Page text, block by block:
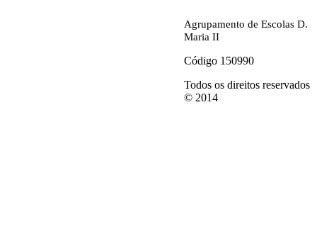
Agrupamento de Escolas D.
Maria II
Código 150990
Todos os direitos reservados
© 2014